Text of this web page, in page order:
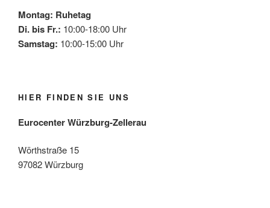
Montag: Ruhetag
Di. bis Fr.: 10:00-18:00 Uhr
Samstag: 10:00-15:00 Uhr
HIER FINDEN SIE UNS
Eurocenter Würzburg-Zellerau
Wörthstraße 15
97082 Würzburg